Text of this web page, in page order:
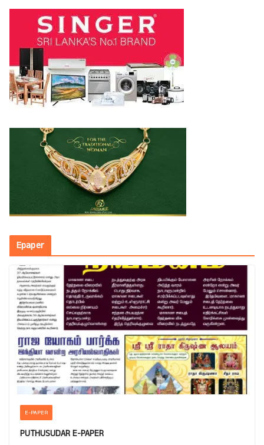
Epaper
E-PAPER
PUTHUSUDAR E-PAPER